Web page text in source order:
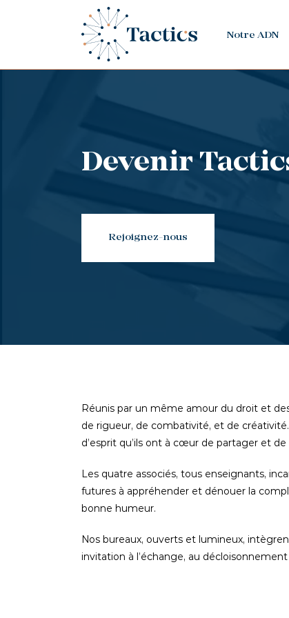
Notre ADN
Devenir
Rejoignez-nous
Réunis par un même amour du droit et
de rigueur, de combativité, et de
d’esprit qu’ils ont à cœur de partager et
Les quatre associés, tous enseignants,
futures à appréhender et dénouer la
bonne humeur.
Nos bureaux, ouverts et lumineux,
invitation à l’échange, au